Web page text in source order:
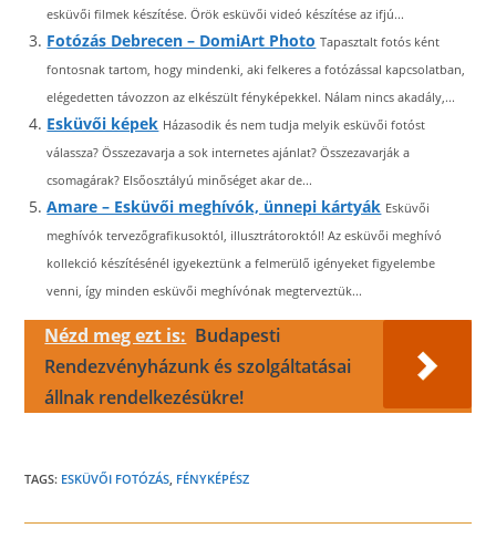
esküvői filmek készítése. Örök esküvői videó készítése az ifjú...
Fotózás Debrecen – DomiArt Photo Tapasztalt fotós ként
fontosnak tartom, hogy mindenki, aki felkeres a fotózással kapcsolatban,
elégedetten távozzon az elkészült fényképekkel. Nálam nincs akadály,...
Esküvői képek Házasodik és nem tudja melyik esküvői fotóst
válassza? Összezavarja a sok internetes ajánlat? Összezavarják a
csomagárak? Elsőosztályú minőséget akar de...
Amare – Esküvői meghívók, ünnepi kártyák Esküvői
meghívók tervezőgrafikusoktól, illusztrátoroktól! Az esküvői meghívó
kollekció készítésénél igyekeztünk a felmerülő igényeket figyelembe
venni, így minden esküvői meghívónak megterveztük...
Nézd meg ezt is: Budapesti
Rendezvényházunk és szolgáltatásai
állnak rendelkezésükre!
TAGS: ESKÜVŐI FOTÓZÁS, FÉNYKÉPÉSZ